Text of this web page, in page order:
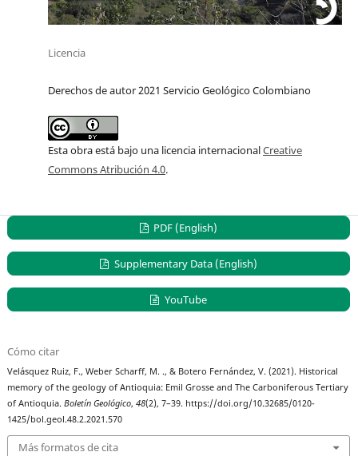
Licencia
Derechos de autor 2021 Servicio Geológico Colombiano
Esta obra está bajo una licencia internacionalCreative
Commons Atribución 4.0.
PDF (English)
Supplementary Data (English)
YouTube
Cómo citar
Velásquez Ruiz, F., Weber Scharff, M. ., & Botero Fernández, V. (2021). Historical
memory of the geology of Antioquia: Emil Grosse and The Carboniferous Tertiary
of Antioquia.Boletín Geológico,48(2), 7–39. https://doi.org/10.32685/0120-
1425/bol.geol.48.2.2021.570
Más formatos de cita